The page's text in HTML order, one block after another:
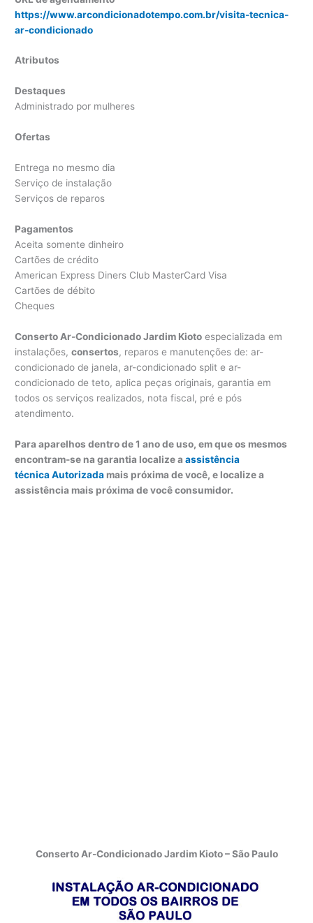
https://www.arcondicionadotempo.com.br/visita-tecnica-
ar-condicionado
Atributos
Destaques
Administrado por mulheres
Ofertas
Entrega no mesmo dia
Serviço de instalação
Serviços de reparos
Pagamentos
Aceita somente dinheiro
Cartões de crédito
American Express Diners Club MasterCard Visa
Cartões de débito
Cheques
Conserto Ar-Condicionado Jardim Kioto especializada em
instalações,consertos, reparos e manutenções de: ar-
condicionado de janela, ar-condicionado split e ar-
condicionado de teto, aplica peças originais, garantia em
todos os serviços realizados, nota fiscal, pré e pós
atendimento.
Para aparelhos dentro de 1 ano de uso, em que os mesmos
encontram-se na garantia localize aassistência
técnica Autorizada mais próxima de você, e localize a
assistência mais próxima de você consumidor.
Conserto Ar-Condicionado Jardim Kioto – São Paulo